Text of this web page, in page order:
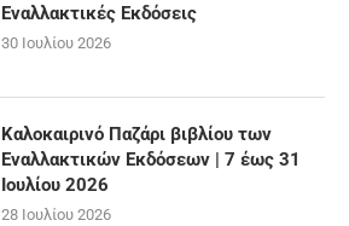
Εναλλακτικές Εκδόσεις
30 Ιουλίου 2026
Καλοκαιρινό Παζάρι βιβλίου των
Εναλλακτικών Εκδόσεων | 7 έως 31
Ιουλίου 2026
28 Ιουλίου 2026